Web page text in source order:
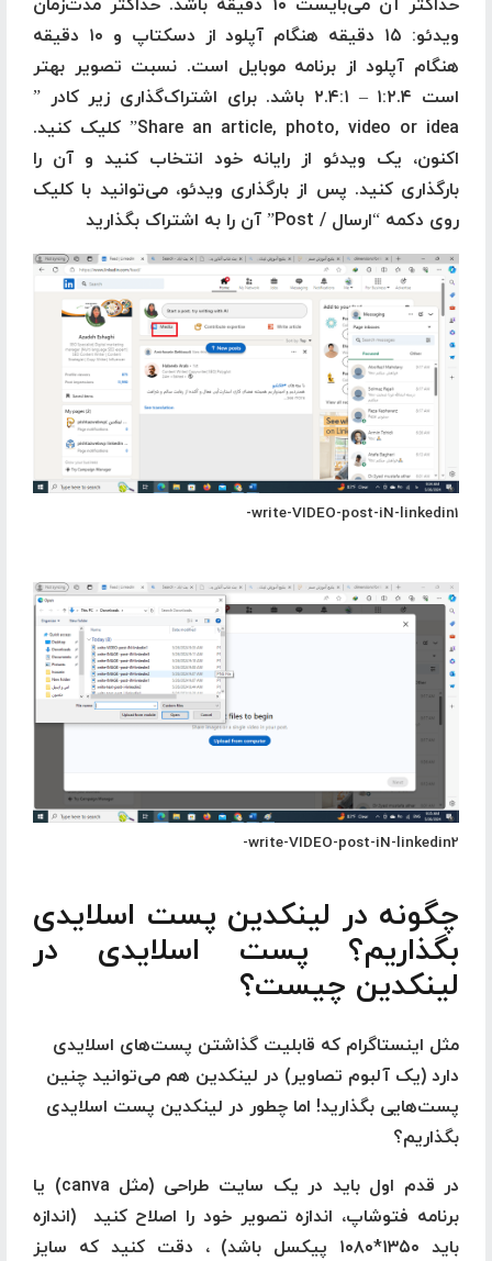
حداکثر آن می‌بایست ۱۰ دقیقه باشد. حداکثر مدت‌زمان
ویدئو: ۱۵ دقیقه هنگام آپلود از دسکتاپ و ۱۰ دقیقه
هنگام آپلود از برنامه موبایل است. نسبت تصویر بهتر
است ۱:۲.۴ – ۲.۴:۱ باشد. برای اشتراک‌گذاری زیر کادر ”
Share an article, photo, video or idea” کلیک کنید.
اکنون، یک ویدئو از رایانه خود انتخاب کنید و آن را
بارگذاری کنید. پس از بارگذاری ویدئو، می‌توانید با کلیک
روی دکمه “ارسال / Post” آن را به اشتراک بگذارید
write-VIDEO-post-iN-linkedin1-
write-VIDEO-post-iN-linkedin2-
چگونه در لینکدین پست اسلایدی
بگذاریم؟ پست اسلایدی در
لینکدین چیست؟
مثل اینستاگرام که قابلیت گذاشتن پست‌های اسلایدی
دارد (یک آلبوم تصاویر)‌ در لینکدین هم می‌توانید چنین
پست‌هایی بگذارید! اما چطور در لینکدین پست اسلایدی
بگذاریم؟‌
در قدم اول باید در یک سایت طراحی (مثل canva) یا
برنامه فتوشاپ، اندازه تصویر خود را اصلاح کنید (اندازه
باید ۱۳۵۰*۱۰۸۰ پیکسل باشد) ‌،‌ دقت کنید که سایز